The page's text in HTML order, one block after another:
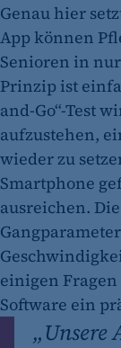
Genau hier
App können
Senioren in
Prinzip ist
and-Go“-Test
aufzustehen,
wieder zu
Smartphone
ausreichen.
einigen
Software ein
„Unsere